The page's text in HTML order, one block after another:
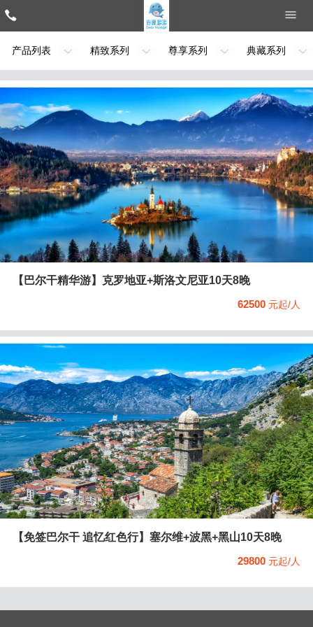
产品列表 精致系列 尊享系列 典藏系列
【巴尔干精华游】克罗地亚+斯洛文尼亚10天8晚
62500 元起/人
【免签巴尔干 追忆红色行】塞尔维+波黑+黑山10天8晚
29800 元起/人